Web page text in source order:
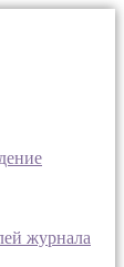
журнала